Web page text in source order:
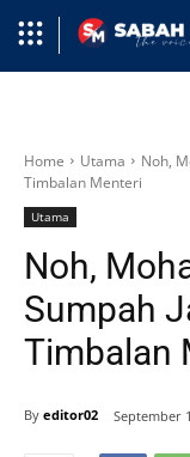
Home Utama
Noh,
Timbalan Menteri
Utama
Noh,
Sumpah
Timbalan
By editor02 September